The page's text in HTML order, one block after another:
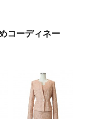
コーディネー